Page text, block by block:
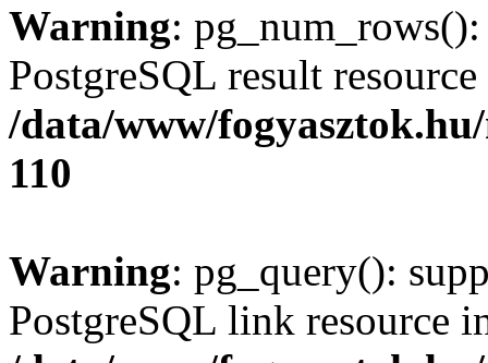
Warning:
PostgreSQL result
/data/www/
110
Warning: pg_query():
PostgreSQL link resource